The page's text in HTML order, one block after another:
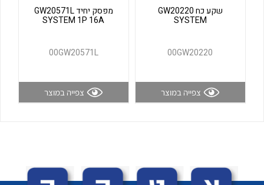
שקע כח GW20220
SYSTEM
00GW20220
צפייה במוצר
מפסק יחיד GW20571L
SYSTEM 1P 16A
00GW20571L
צפייה במוצר